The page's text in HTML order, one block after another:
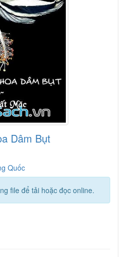
Dâm Bụt
Quốc
file để tải hoặc đọc online.